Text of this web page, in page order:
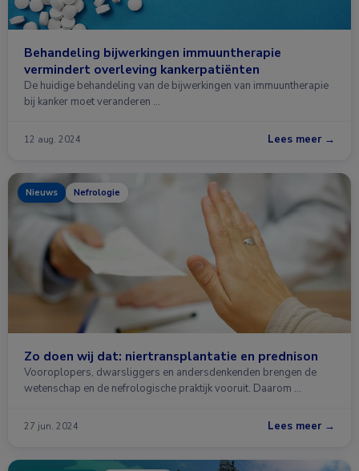
Behandeling bijwerkingen immuuntherapie
vermindert overleving kankerpatiënten
De huidige behandeling van de bijwerkingen van immuuntherapie
bij kanker moet veranderen …
12 aug. 2024 Lees meer →
Nieuws Nefrologie
Zo doen wij dat: niertransplantatie en prednison
Vooroplopers, dwarsliggers en andersdenkenden brengen de
wetenschap en de nefrologische praktijk vooruit. Daarom …
27 jun. 2024 Lees meer →